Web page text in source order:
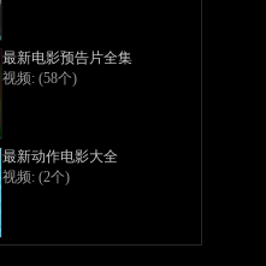
最新电影预告片全集
视频: (58个)
最新动作电影大全
视频: (2个)